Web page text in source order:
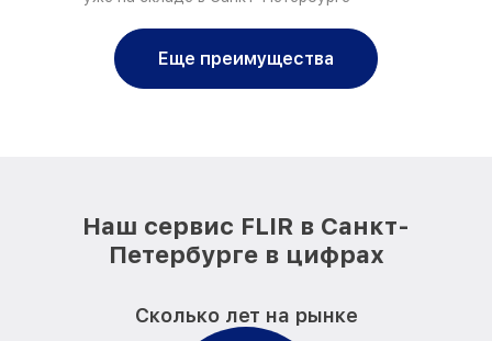
Еще преимущества
Наш сервис FLIR в Санкт-
Петербурге в цифрах
Сколько лет на рынке